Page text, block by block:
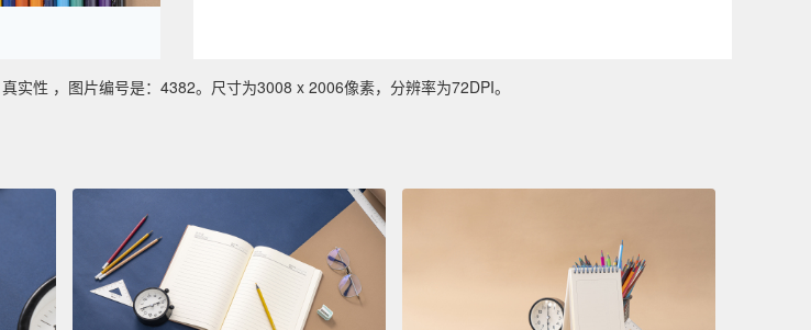
性 ，图片编号是：4382。尺寸为3008 x 2006像素，分辨率为72DPI。